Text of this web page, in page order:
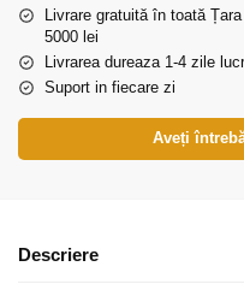
Livrare gratuită în toată
5000 lei
Livrarea dureaza 1-4 zile
Suport in fiecare zi
Aveți
Descriere